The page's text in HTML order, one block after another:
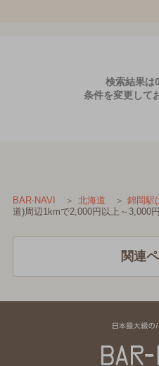
検索結果は
条件を変更して
BAR-NAVI 北海道 錦岡駅
道)周辺1kmで2,000円以上～3,000
関連